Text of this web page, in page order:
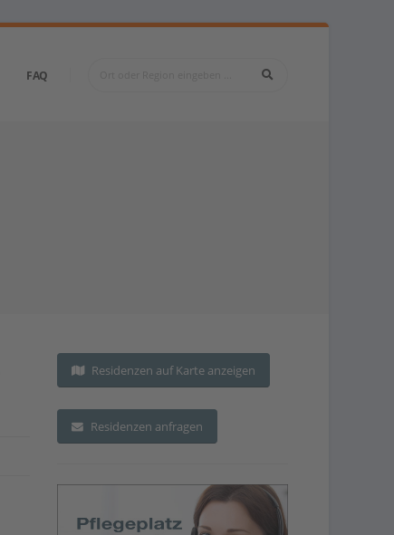
FAQ
Residenzen auf Karte anzeigen
Residenzen anfragen